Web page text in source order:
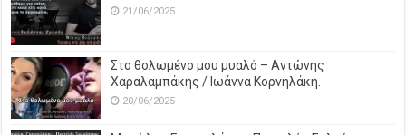
21/06/2025
Στο θολωμένο μου μυαλό – Αντώνης
Χαραλαμπάκης / Ιωάννα Κορνηλάκη.
20/06/2025